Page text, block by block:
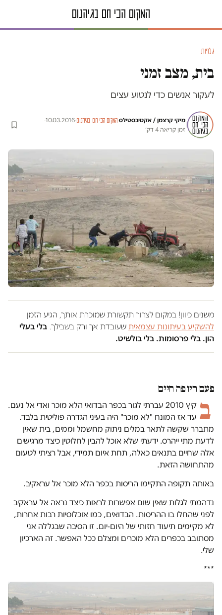
גלריות
בית, מצב זמני
לעקור אנשים כדי לנטוע עצים
מיקי קרצמן / אקטיבסטילס·המקום הכי חם בגיהנום·
10.03.2016
·
זמן קריאה 4 דק׳
משנים כיוון! במקום לצרוך תקשורת שמוכרת אותך, הגיע הזמן
להשקיע בעיתונות עצמאית שעובדת אך ורק בשבילך. בלי בעלי
הון. בלי פרסומות. בלי בולשיט.
פעם היו פה חיים
ב
קיץ 2010 עברתי לגור בכפר הבדואי הלא מוכר ואדי אל נעם.
עד אז המונח "לא מוכר" היה בעיני הגדרה פוליטית בלבד.
מתברר שקשה לתאר במלים ניתוק מחשמל וממים, בית שאין
לדעת מתי ייהרס. ידעתי שלא אוכל להבין לחלוטין כיצד מרגישים
אלה שחיים בתנאים כאלה, תחת איום תמידי, אבל רציתי לטעום
מהתחושה הזאת.
באותה תקופה התקיימו הריסות בכפר הלא מוכר אל עראקיב.
נדהמתי לגלות שאין שום אפשרות לראות כיצד נראה אל עראקיב
לפני שהחלו בו ההריסות. הבדואים, כמו אוכלוסיות רבות אחרות,
לא מקיימים תיעוד חזותי של היום-יום. זו הסיבה שבגללה אני
מסתובב בכפרים הלא מוכרים ומצלם ככל האפשר. זה הארכיון
שלי.
***